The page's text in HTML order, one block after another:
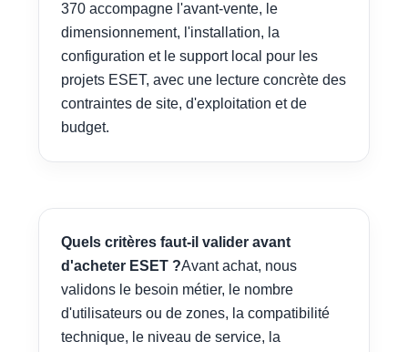
370 accompagne l'avant-vente, le
dimensionnement, l'installation, la
configuration et le support local pour les
projets ESET, avec une lecture concrète des
contraintes de site, d'exploitation et de
budget.
Quels critères faut-il valider avant
d'acheter ESET ?Avant achat, nous
validons le besoin métier, le nombre
d'utilisateurs ou de zones, la compatibilité
technique, le niveau de service, la